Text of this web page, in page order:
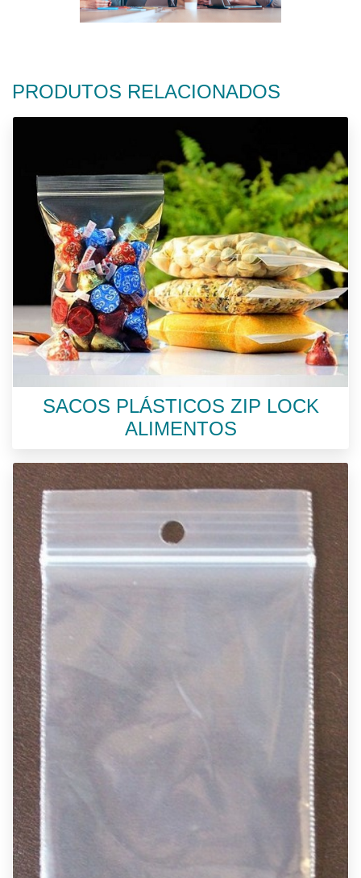
PRODUTOS RELACIONADOS
SACOS PLÁSTICOS ZIP LOCK
ALIMENTOS